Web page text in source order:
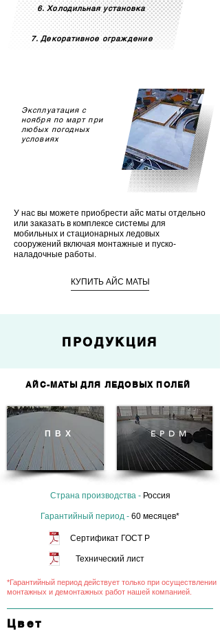
6. Холодильная установка
7. Декоративное ограждение
Эксплуатация с
ноября по март при
любых погодных
условиях
У нас вы можете приобрести айс маты отдельно
или заказать в комплексе системы для
мобильных и стационарных ледовых
сооружений включая монтажные и пуско-
наладочные работы.
КУПИТЬ АЙС МАТЫ
ПРОДУКЦИЯ
АЙС-МАТЫ ДЛЯ ЛЕДОВЫХ ПОЛЕЙ
ПВХ EPDM
Страна производства - Россия
Гарантийный период - 60 месяцев*
Сертификат ГОСТ Р
Технический лист
*Гарантийный период действует только при осуществлении
монтажных и демонтажных работ нашей компанией.
Цвет